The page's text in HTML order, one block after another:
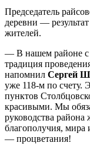
Председатель
деревни —
жителей.
— В нашем районе с
традиция
напомнил Сергей
уже 118-м по счету.
пунктов
красивыми. Мы
руководства района
благополучия,
— процветания!